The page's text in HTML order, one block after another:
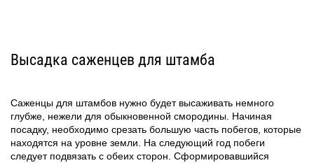
Высадка саженцев для штамба
Саженцы для штамбов нужно будет высаживать немного
глубже, нежели для обыкновенной смородины. Начиная
посадку, необходимо срезать большую часть побегов, которые
находятся на уровне земли. На следующий год побеги
следует подвязать с обеих сторон. Сформировавшийся